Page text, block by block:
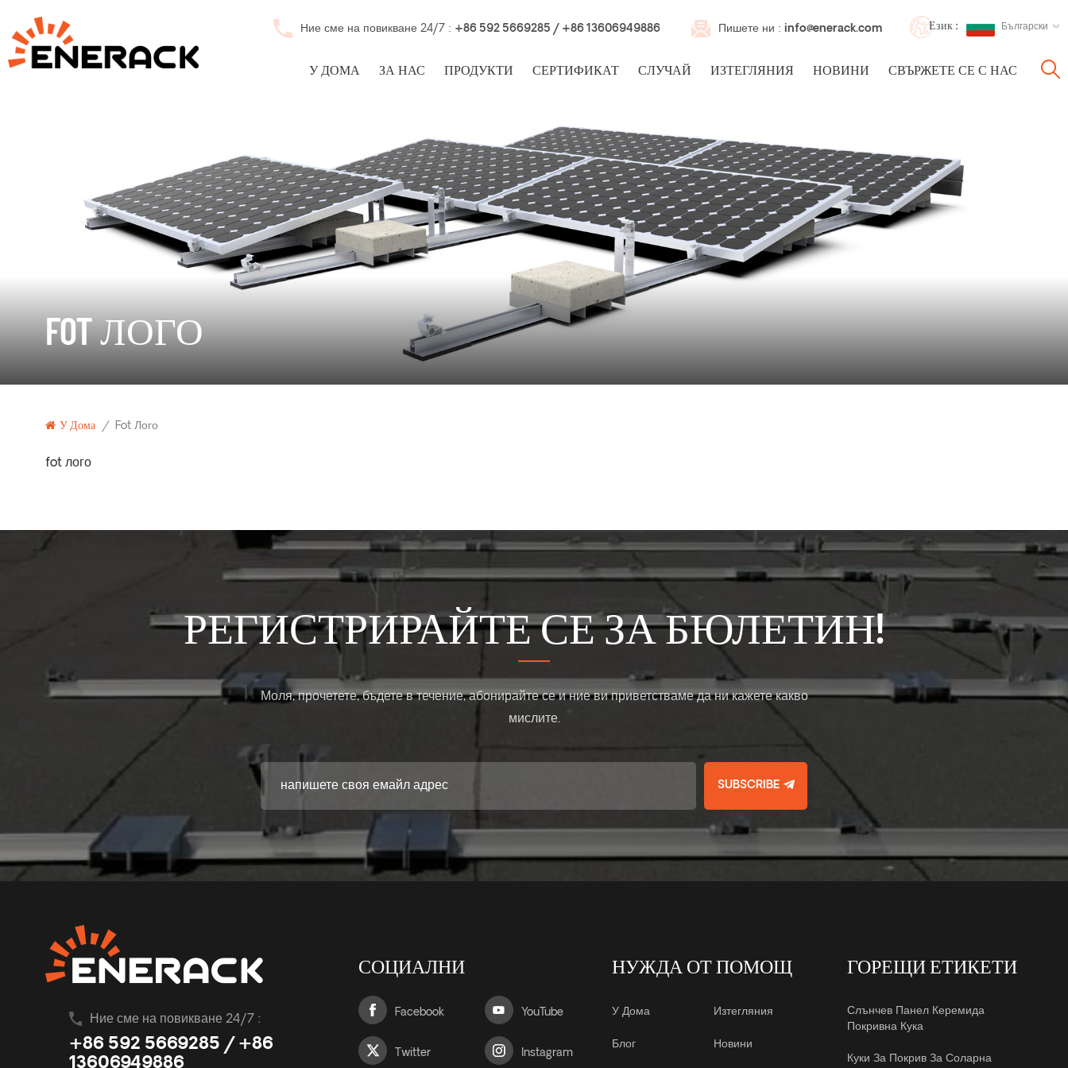
Ние сме на повикване 24/7 : +86 592 5669285 / +86 13606949886 Пишете ни : info@enerack.com Език : Български
У ДОМА ЗА НАС ПРОДУКТИ СЕРТИФИКАТ СЛУЧАЙ ИЗТЕГЛЯНИЯ НОВИНИ СВЪРЖЕТЕ СЕ С НАС
FOT ЛОГО
У Дома / Fot Лого
fot лого
РЕГИСТРИРАЙТЕ СЕ ЗА БЮЛЕТИН!
Моля, прочетете, бъдете в течение, абонирайте се и ние ви приветстваме да ни кажете какво
мислите.
SUBSCRIBE
Ние сме на повикване 24/7 :
+86 592 5669285 / +86
13606949886
СОЦИАЛНИ
Facebook
Twitter
YouTube
Instagram
НУЖДА ОТ ПОМОЩ
У Дома
Блог
Изтегляния
Новини
ГОРЕЩИ ЕТИКЕТИ
Слънчев Панел Керемида
Покривна Кука
Куки За Покрив За Соларна